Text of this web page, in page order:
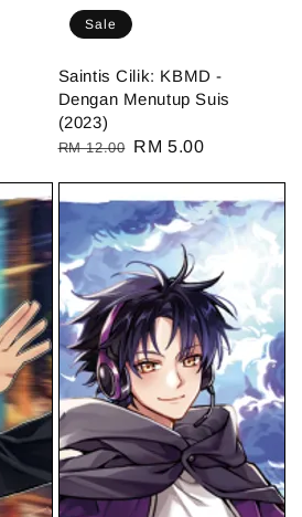
Sale
Saintis Cilik: KBMD -
Dengan Menutup Suis
(2023)
Regular
RM 12.00 Sale
RM 5.00